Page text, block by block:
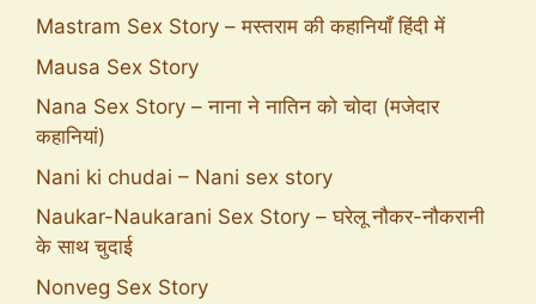
Mastram Sex Story – मस्तराम की कहानियाँ हिंदी में
Mausa Sex Story
Nana Sex Story – नाना ने नातिन को चोदा (मजेदार
कहानियां)
Nani ki chudai – Nani sex story
Naukar-Naukarani Sex Story – घरेलू नौकर-नौकरानी
के साथ चुदाई
Nonveg Sex Story